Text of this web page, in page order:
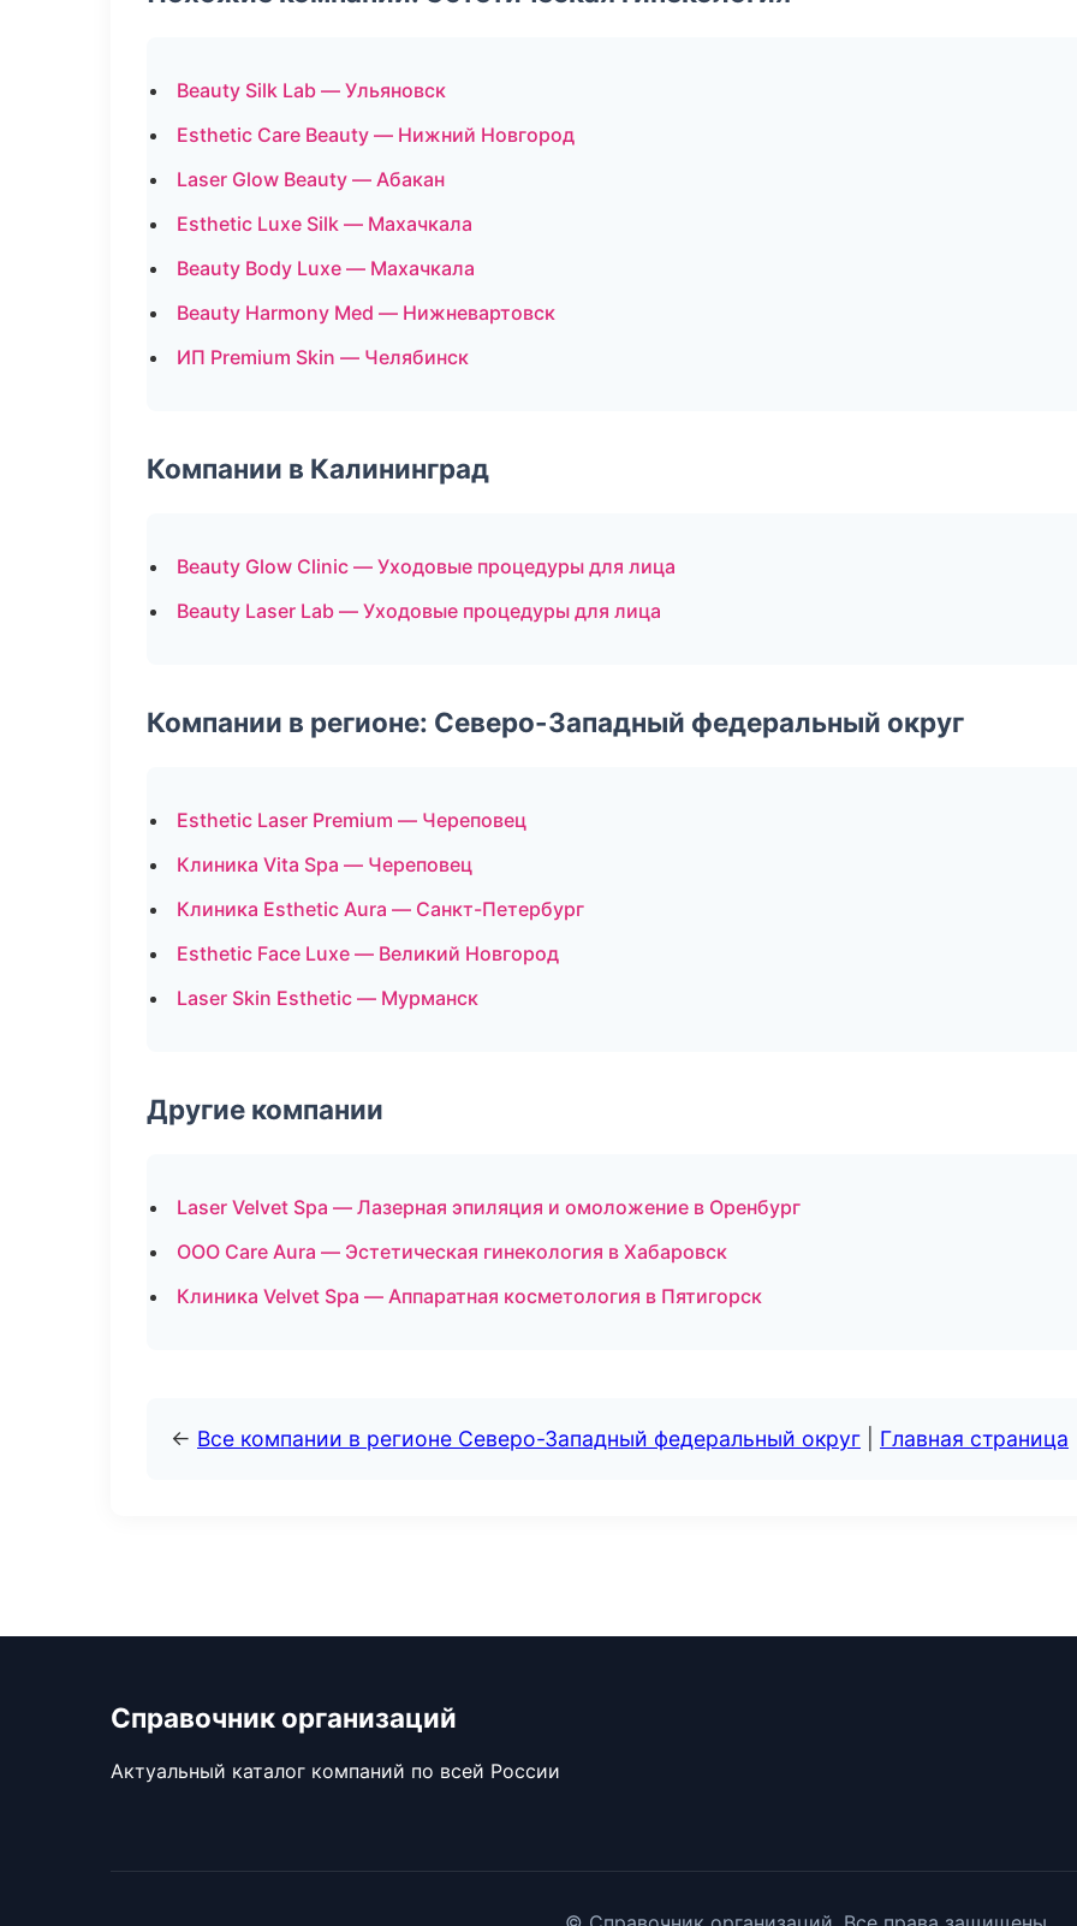
Beauty Silk Lab — Ульяновск
Esthetic Care Beauty — Нижний Новгород
Laser Glow Beauty — Абакан
Esthetic Luxe Silk — Махачкала
Beauty Body Luxe — Махачкала
Beauty Harmony Med — Нижневартовск
ИП Premium Skin — Челябинск
Компании в Калининград
Beauty Glow Clinic — Уходовые процедуры для лица
Beauty Laser Lab — Уходовые процедуры для лица
Компании в регионе: Северо-Западный федеральный округ
Esthetic Laser Premium — Череповец
Клиника Vita Spa — Череповец
Клиника Esthetic Aura — Санкт-Петербург
Esthetic Face Luxe — Великий Новгород
Laser Skin Esthetic — Мурманск
Другие компании
Laser Velvet Spa — Лазерная эпиляция и омоложение в Оренбург
ООО Care Aura — Эстетическая гинекология в Хабаровск
Клиника Velvet Spa — Аппаратная косметология в Пятигорск
← Все компании в регионе Северо-Западный федеральный округ Главная страница
Справочник организаций
Актуальный каталог компаний по всей России